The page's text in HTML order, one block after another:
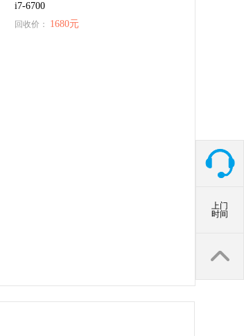
i7-6700
回收价： 1680元
上门
时间